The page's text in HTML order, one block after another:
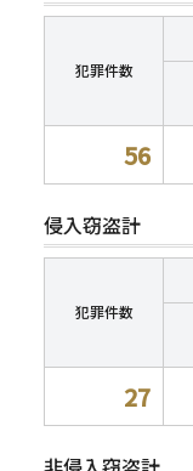
犯罪件数
56
侵入窃盗計
犯罪件数
27